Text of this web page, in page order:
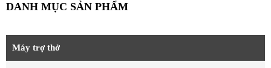
DANH MỤC SẢN PHẨM
Máy trợ thở